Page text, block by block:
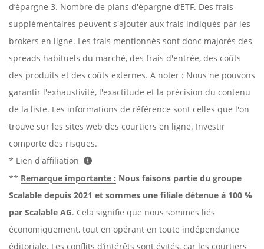
d’épargne 3. Nombre de plans d'épargne d’ETF. Des frais
supplémentaires peuvent s'ajouter aux frais indiqués par les
brokers en ligne. Les frais mentionnés sont donc majorés des
spreads habituels du marché, des frais d'entrée, des coûts
des produits et des coûts externes. A noter : Nous ne pouvons
garantir l'exhaustivité, l'exactitude et la précision du contenu
de la liste. Les informations de référence sont celles que l'on
trouve sur les sites web des courtiers en ligne. Investir
comporte des risques.
* Lien d'affiliation
** Remarque importante : Nous faisons partie du groupe
Scalable depuis 2021 et sommes une filiale détenue à 100 %
par Scalable AG. Cela signifie que nous sommes liés
économiquement, tout en opérant en toute indépendance
éditoriale. Les conflits d’intérêts sont évités, car les courtiers